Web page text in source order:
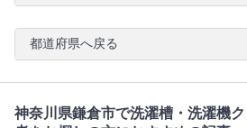
都道府県へ戻る
神奈川県鎌倉市で洗濯槽・洗濯機